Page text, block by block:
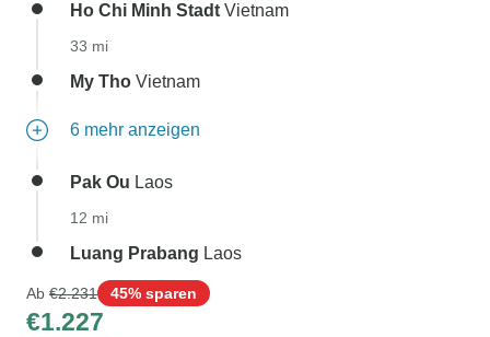
Ho Chi Minh Stadt Vietnam
33 mi
My Tho Vietnam
6 mehr anzeigen
Pak Ou Laos
12 mi
Luang Prabang Laos
Ab €2.231 45% sparen
€1.227